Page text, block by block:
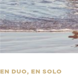
EN DUO, EN SOLO